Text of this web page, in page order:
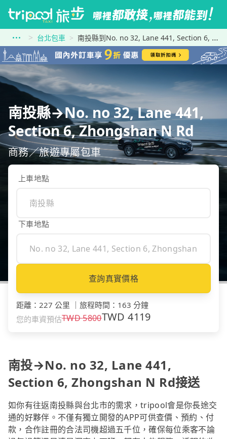
台北包車 南投縣到No. no 32, Lane 441, Section 6, Zhongshan N Rd
南投縣→No. no 32, Lane 441,
Section 6, Zhongshan N Rd
商務／旅遊專屬包車
上車地點
下車地點
查詢真實價格
距離 ： 227 公里 旅程時間 ： 163 分鐘
您的車資預估TWD5800TWD4119
南投→No. no 32, Lane 441,
Section 6, Zhongshan N Rd接送
如你有往返南投縣與台北市的需求，tripool會是你長途交
通的好夥伴。不僅有獨立開發的APP可供查價、預約、付
款，合作註冊的合法司機超過五千位，確保每位乘客不論